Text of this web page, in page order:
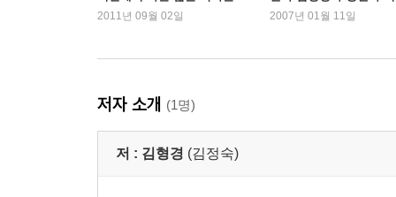
자기애 _ 퇴행과 성장으로 난 두 갈래 길
뻔뻔하게 _ 유아적 환상 없이 세상 읽기
친절 _ 오른손이 한 일을 왼손이 지켜보기
인정과 지지 _ 고래도 춤추게 하는 놀라운 힘
의 열정
2011년 09월 02일
하지현의 대담
2007년 01월 11일
저자 소개 (1명)
저 : 김형경 (김정숙)